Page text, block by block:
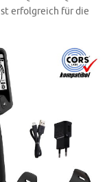
erfolgreich für die